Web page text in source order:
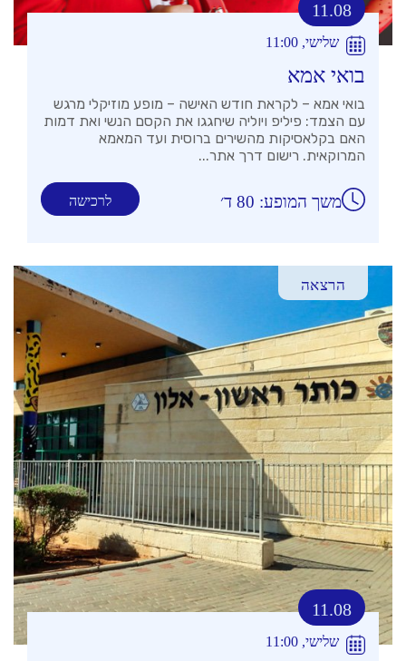
11.08
שלישי, 11:00
בואי אמא
בואי אמא – לקראת חודש האישה – מופע מוזיקלי מרגש
עם הצמד: פיליפ ויוליה שיחגגו את הקסם הנשי ואת דמות
האם בקלאסיקות מהשירים ברוסית ועד המאמא
המרוקאית. רישום דרך אתר...
לרכישה משך המופע: 80 ד׳
הרצאה
11.08
שלישי, 11:00